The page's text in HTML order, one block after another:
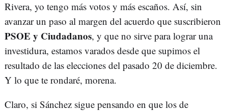
Rivera, yo tengo más votos y más escaños. Así, sin
avanzar un paso al margen del acuerdo que suscribieron
PSOE y Ciudadanos, y que no sirve para lograr una
investidura, estamos varados desde que supimos el
resultado de las elecciones del pasado 20 de diciembre.
Y lo que te rondaré, morena.
Claro, si Sánchez sigue pensando en que los de